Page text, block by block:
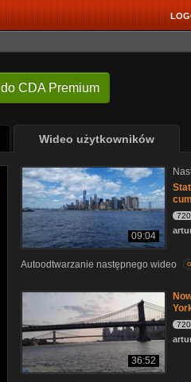
do CDA Premium
Wideo użytkowników
09:04
Autoodtwarzanie następnego wideo
36:52